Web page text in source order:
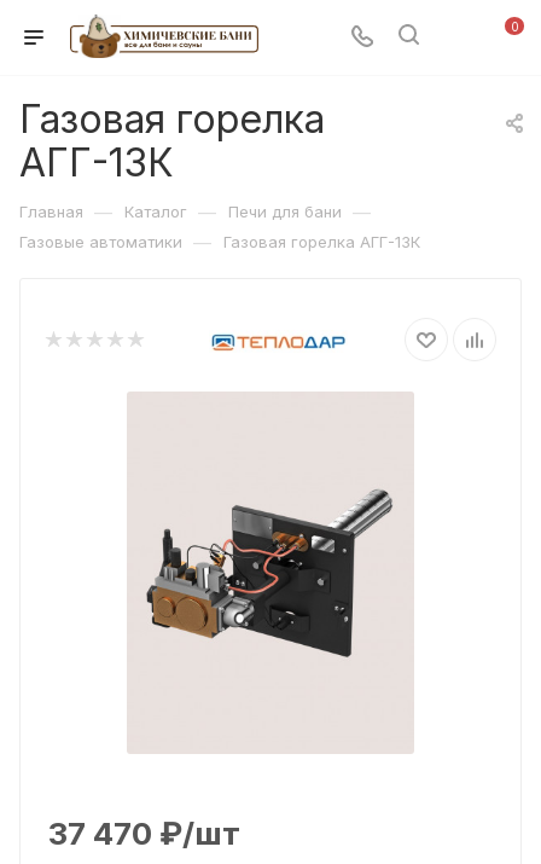
0
Газовая горелка
АГГ-13К
Главная — Каталог — Печи для бани —
Газовые автоматики — Газовая горелка АГГ-13К
37 470 ₽/шт